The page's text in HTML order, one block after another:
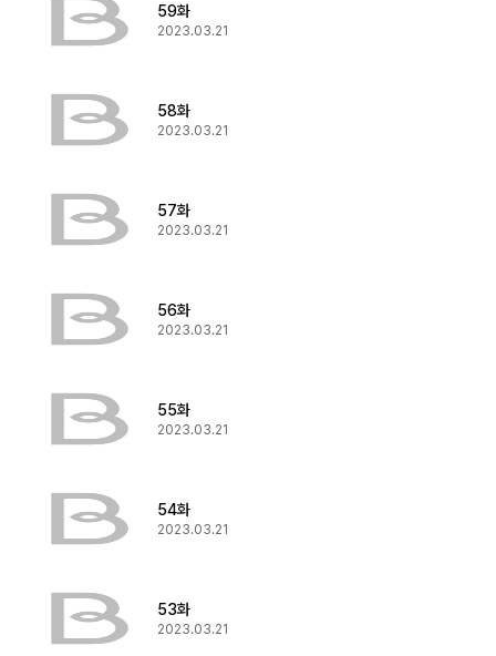
59화
2023.03.21
58화
2023.03.21
57화
2023.03.21
56화
2023.03.21
55화
2023.03.21
54화
2023.03.21
53화
2023.03.21